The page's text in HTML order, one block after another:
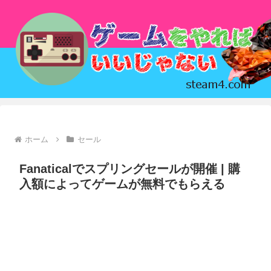
ホーム セール
Fanaticalでスプリングセールが開催 | 購
入額によってゲームが無料でもらえる